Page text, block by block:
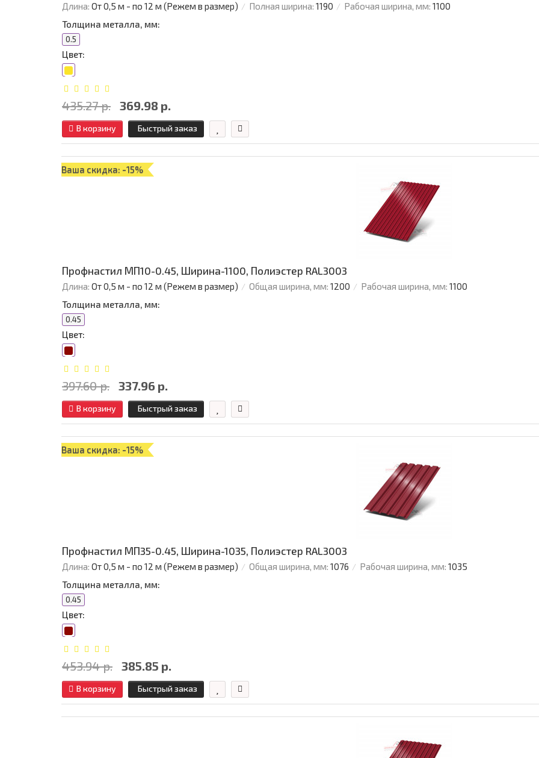
Длина: От 0,5 м - по 12 м (Режем в размер) Полная ширина: 1190 Рабочая ширина, мм: 1100
Толщина металла, мм:
0.5
Цвет:
435.27 р. 369.98 р.
В корзину Быстрый заказ
Ваша скидка: -15%
Профнастил МП10-0.45, Ширина-1100, Полиэстер RAL3003
Длина: От 0,5 м - по 12 м (Режем в размер) Общая ширина, мм: 1200 Рабочая ширина, мм: 1100
Толщина металла, мм:
0.45
Цвет:
397.60 р. 337.96 р.
В корзину Быстрый заказ
Ваша скидка: -15%
Профнастил МП35-0.45, Ширина-1035, Полиэстер RAL3003
Длина: От 0,5 м - по 12 м (Режем в размер) Общая ширина, мм: 1076 Рабочая ширина, мм: 1035
Толщина металла, мм:
0.45
Цвет:
453.94 р. 385.85 р.
В корзину Быстрый заказ